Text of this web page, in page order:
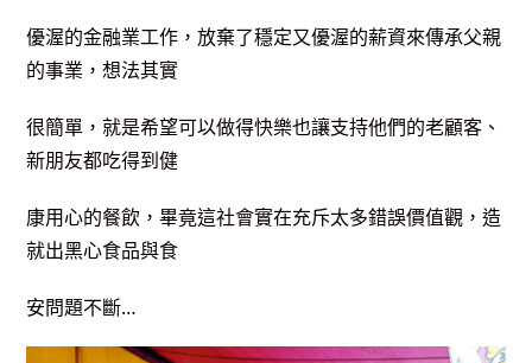
優渥的金融業工作，放棄了穩定又優渥的薪資來傳承父親
的事業 ，想法其實
很簡單，就是希望可以做得快樂也讓支持他們的老顧客、
新朋友都吃得到健
康用心的餐飲，畢竟這社會實在充斥太多錯誤價值觀，造
就出黑心食品與食
安問題不斷…